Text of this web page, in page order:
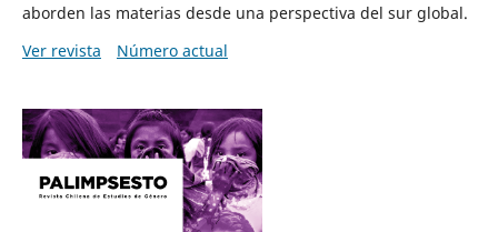
aborden las materias desde una perspectiva del sur global.
Ver revista
Número actual